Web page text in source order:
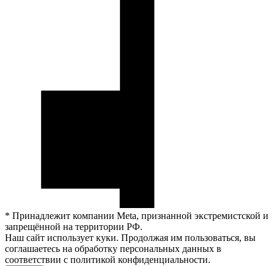
* Принадлежит компании Meta, признанной экстремистской и
запрещённой на территории РФ.
Наш сайт использует куки. Продолжая им пользоваться, вы
соглашаетесь на обработку персональных данных в
соответствии с политикой конфиденциальности.